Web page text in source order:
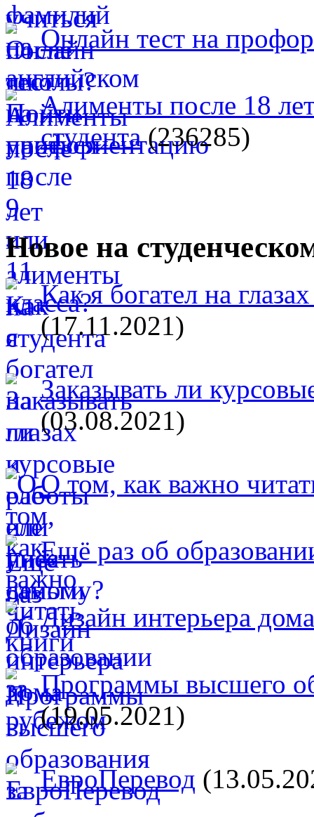
Онлайн тест на
Алименты после 18
студента(236285)
Новое на
Как я богател на
(17.11.2021)
Заказывать ли
(03.08.2021)
О том, как важно
Ещё раз об
Дизайн интерьера дома
Программы высшего
(19.05.2021)
ЕвроПеревод